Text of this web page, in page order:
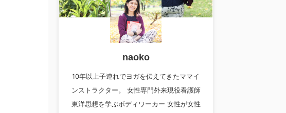
naoko
10年以上子連れでヨガを伝えてきたママイ
ンストラクター。 女性専門外来現役看護師
東洋思想を学ぶボディワーカー 女性が女性